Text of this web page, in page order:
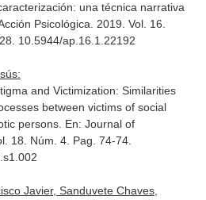
una técnica narrativa
Psicológica . 2019. Vol. 16.
10.5944/ap.16.1.22192
and Victimization: Similarities
between victims of social
persons. En: Journal of
18. Núm. 4. Pag. 74-74.
Javier, Sanduvete Chaves,